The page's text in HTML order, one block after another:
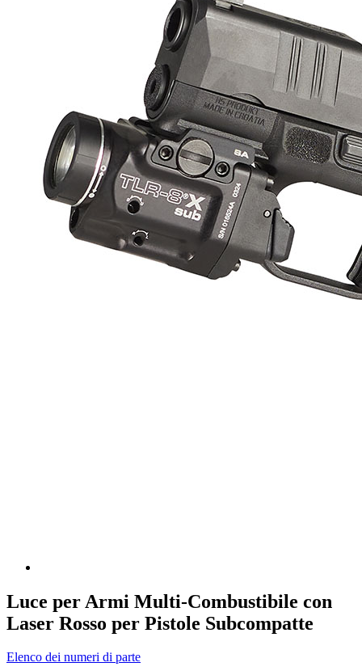
Luce per Armi Multi-Combustibile con
Laser Rosso per Pistole Subcompatte
Elenco dei numeri di parte